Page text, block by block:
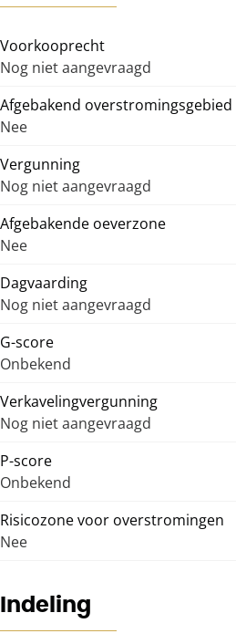
Voorkooprecht
Nog niet aangevraagd
Afgebakend overstromingsgebied
Nee
Vergunning
Nog niet aangevraagd
Afgebakende oeverzone
Nee
Dagvaarding
Nog niet aangevraagd
G-score
Onbekend
Verkavelingvergunning
Nog niet aangevraagd
P-score
Onbekend
Risicozone voor overstromingen
Nee
Indeling